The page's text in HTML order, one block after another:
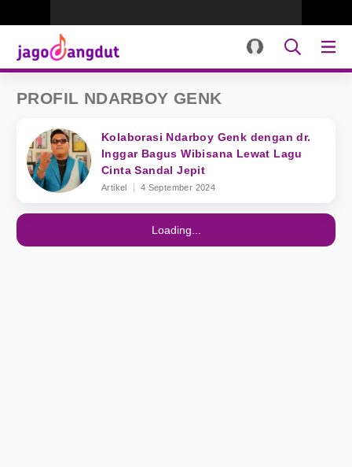
PROFIL NDARBOY GENK
Kolaborasi Ndarboy Genk dengan dr.
Inggar Bagus Wibisana Lewat Lagu
Cinta Sandal Jepit
Artikel 4 September 2024
Loading...